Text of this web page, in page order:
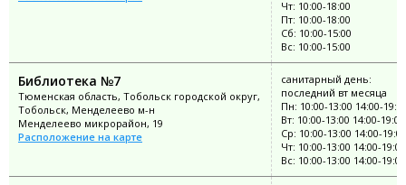
Чт: 10:00-18:00
Пт: 10:00-18:00
Сб: 10:00-15:00
Вс: 10:00-15:00
Библиотека №7
Тюменская область, Тобольск городской округ,
Тобольск, Менделеево м-н
Менделеево микрорайон, 19
Расположение на карте
санитарный день:
последний вт месяца
Пн: 10:00-13:00 14:00-
Вт: 10:00-13:00 14:00-19:00
Ср: 10:00-13:00 14:00-19:00
Чт: 10:00-13:00 14:00-19:00
Вс: 10:00-13:00 14:00-19:00